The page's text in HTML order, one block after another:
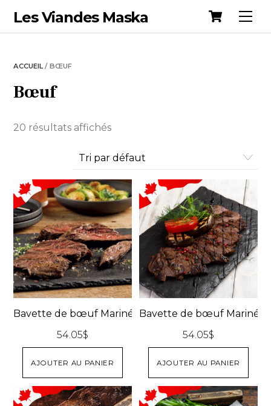
Cart
Les Viandes Maska
ACCUEIL/ BŒUF
Bœuf
20 résultats affichés
Bavette de bœuf Marinée aux 3 poivres
54.05$
AJOUTER AU PANIER
Bavette de bœuf Marinée
54.05$
AJOUTER AU PANIER